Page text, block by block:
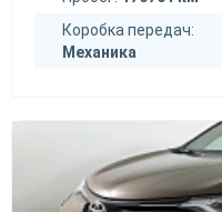
Коробка передач:
Механика